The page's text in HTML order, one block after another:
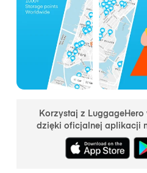
Korzystaj z
dzięki oficjalnej aplikacji